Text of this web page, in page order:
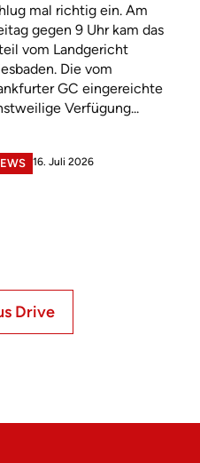
mal richtig ein. Am
gegen 9 Uhr kam das
vom Landgericht
Die vom
GC eingereichte
Verfügung...
16. Juli 2026
Drive